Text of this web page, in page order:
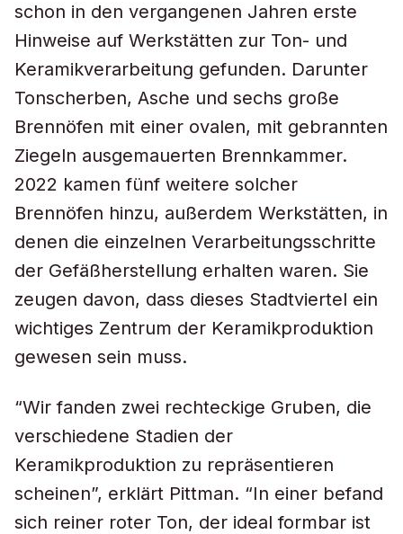
schon in den vergangenen Jahren erste
Hinweise auf Werkstätten zur Ton- und
Keramikverarbeitung gefunden. Darunter
Tonscherben, Asche und sechs große
Brennöfen mit einer ovalen, mit gebrannten
Ziegeln ausgemauerten Brennkammer.
2022 kamen fünf weitere solcher
Brennöfen hinzu, außerdem Werkstätten, in
denen die einzelnen Verarbeitungsschritte
der Gefäßherstellung erhalten waren. Sie
zeugen davon, dass dieses Stadtviertel ein
wichtiges Zentrum der Keramikproduktion
gewesen sein muss.
“Wir fanden zwei rechteckige Gruben, die
verschiedene Stadien der
Keramikproduktion zu repräsentieren
scheinen”, erklärt Pittman. “In einer befand
sich reiner roter Ton, der ideal formbar ist